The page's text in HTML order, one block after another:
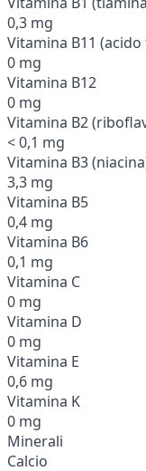
0,3 mg
Vitamina B11
0 mg
Vitamina B12
0 mg
Vitamina B2
< 0,1 mg
Vitamina B3
3,3 mg
Vitamina B5
0,4 mg
Vitamina B6
0,1 mg
Vitamina C
0 mg
Vitamina D
0 mg
Vitamina E
0,6 mg
Vitamina K
0 mg
Minerali
Calcio